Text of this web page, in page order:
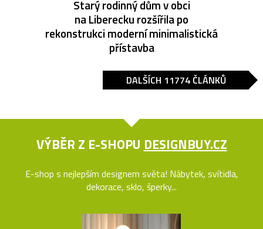
Starý rodinný dům v obci
na Liberecku rozšířila po
rekonstrukci moderní minimalistická
přístavba
DALŠÍCH 11774 ČLÁNKŮ
VÝBĚR Z E-SHOPU DESIGNBUY.CZ
E-shop s nejlepším designem světa! Nábytek, svítidla,
dekorace, sklo, šperky...